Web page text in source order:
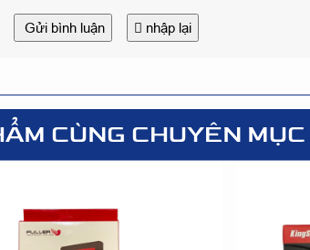
Gửi bình luận nhập lại
CÙNG CHUYÊN MỤC